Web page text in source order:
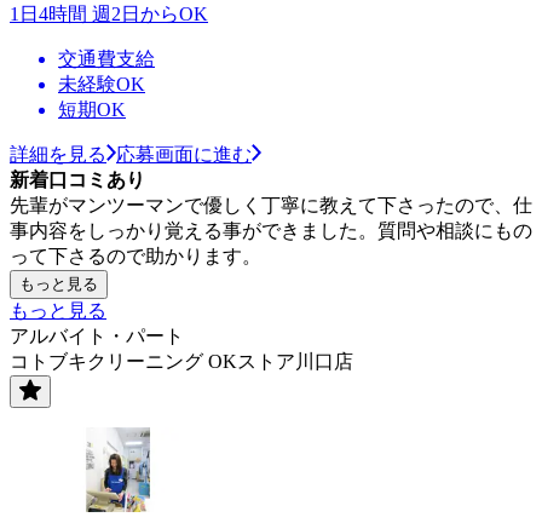
1日4時間 週2日からOK
交通費支給
未経験OK
短期OK
詳細を見る
応募画面に進む
新着口コミあり
先輩がマンツーマンで優しく丁寧に教えて下さったので、仕
事内容をしっかり覚える事ができました。質問や相談にもの
って下さるので助かります。
もっと見る
もっと見る
アルバイト・パート
コトブキクリーニング OKストア川口店